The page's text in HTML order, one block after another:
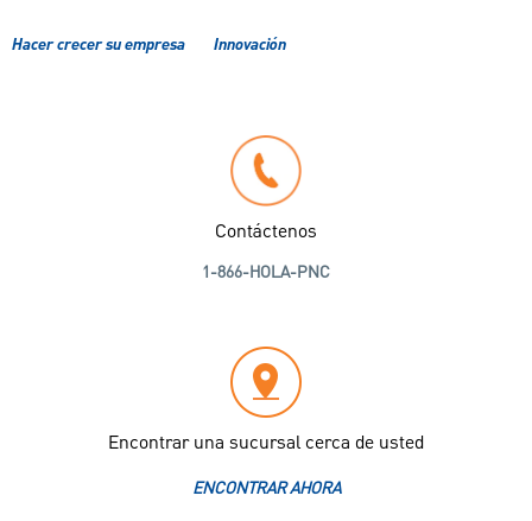
Hacer crecer su empresa Innovación
Contáctenos
1-866-HOLA-PNC
Encontrar una sucursal cerca de usted
ENCONTRAR AHORA